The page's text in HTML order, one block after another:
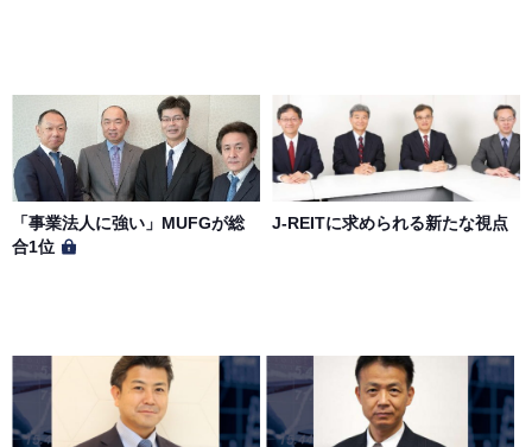
「事業法人に強い」MUFGが総
合1位
J-REITに求められる新たな視点